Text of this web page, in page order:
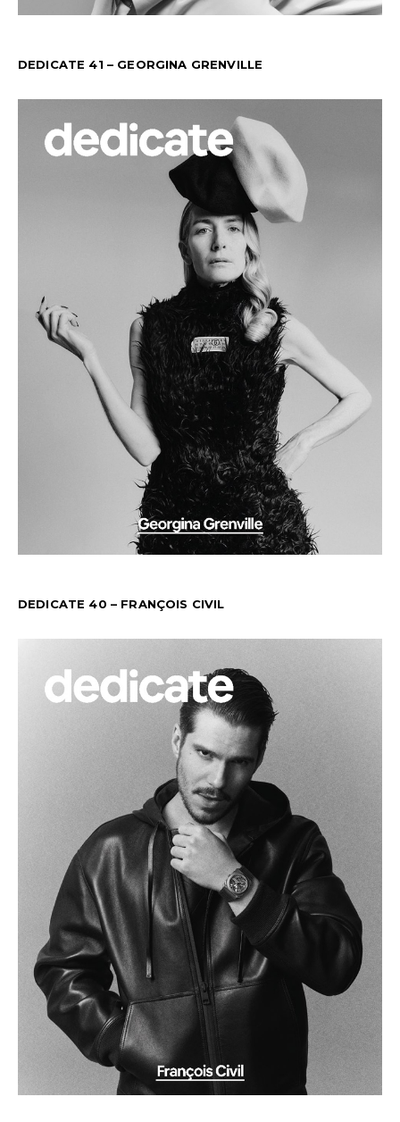
DEDICATE 41 – GEORGINA GRENVILLE
DEDICATE 40 – FRANÇOIS CIVIL